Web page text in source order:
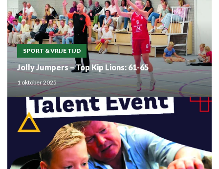
SPORT & VRIJE TIJD
Jolly Jumpers – Top Kip Lions: 61-65
1 oktober 2025